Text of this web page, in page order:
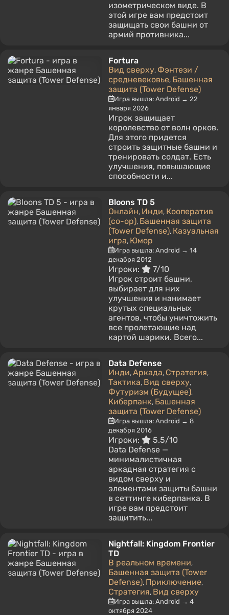
изометрическом виде. В
этой игре вам предстоит
защищать свои башни от
армий противника...
Fortura
Вид сверху, Фэнтези /
средневековье, Башенная
защита (Tower Defense)
Игра вышла: Android → 22
января 2026
Игрок защищает
королевство от волн орков.
Для этого придется
строить защитные башни и
тренировать солдат. Есть
улучшения, повышающие
способности и...
Bloons TD 5
Онлайн, Инди, Кооператив
(co-op), Башенная защита
(Tower Defense), Казуальная
игра, Юмор
Игра вышла: Android → 14
декабря 2012
Игроки:
7/10
Игрок строит башни,
выбирает для них
улучшения и нанимает
крутых специальных
агентов, чтобы уничтожить
все пролетающие над
картой шарики. Всего...
Data Defense
Инди, Аркада, Стратегия,
Тактика, Вид сверху,
Футуризм (Будущее),
Киберпанк, Башенная
защита (Tower Defense)
Игра вышла: Android → 8
декабря 2016
Игроки:
5.5/10
Data Defense —
минималистичная
аркадная стратегия с
видом сверху и
элементами защиты башни
в сеттинге киберпанка. В
игре вам предстоит
защитить...
Nightfall: Kingdom Frontier
TD
В реальном времени,
Башенная защита (Tower
Defense), Приключение,
Стратегия, Вид сверху
Игра вышла: Android → 4
октября 2024